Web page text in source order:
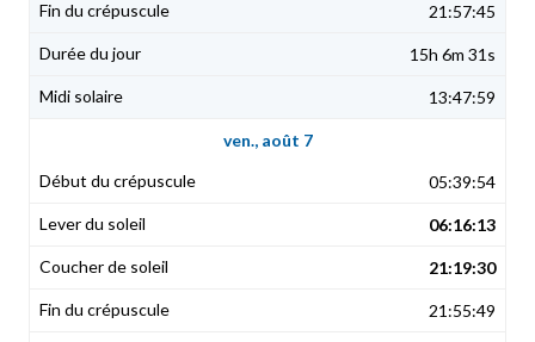
21:57:45
15h 6m 31s
13:47:59
ven., août 7
05:39:54
06:16:13
21:19:30
21:55:49